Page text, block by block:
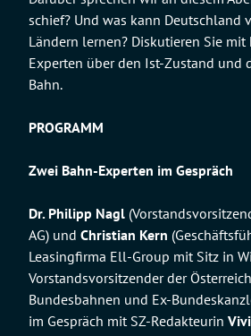
schief? Und was kann Deutschland
Ländern lernen? Diskutieren Sie
Experten über den Ist-Zustand und
Bahn.
PROGRAMM
Zwei Bahn-Experten im Gespräch
Dr. Philipp Nagl
AG) und Christian Kern
Leasingfirma Ell-Group mit Sitz in
Vorstandsvorsitzender der
Bundesbahnen und Ex-
im Gespräch mit SZ-Redakteurin